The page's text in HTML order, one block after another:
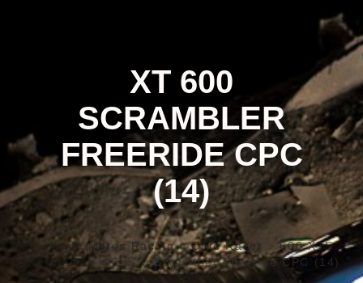
XT 600
SCRAMBLER
FREERIDE CPC
(14)
Freeride Motos Racing>Café Racer >600 XTE
Scrambler> XT 600 Scrambler Freeride CPC (14)